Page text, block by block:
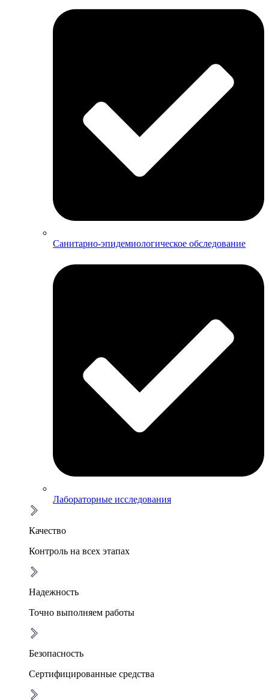
Санитарно-эпидемиологическое обследование
Лабораторные исследования
Качество
Контроль на всех этапах
Надежность
Точно выполняем работы
Безопасность
Сертифицированные средства